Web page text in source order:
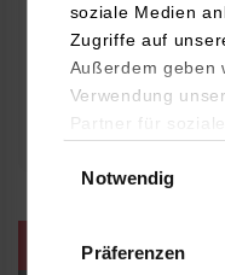
soziale Medien
Zugriffe auf
Außerdem geben
Verwendung
Partner für
YouTube,
Daten
haben oder die
Notwendig
Präferenzen
Im Mittelpunkt stehen
Batterietechnologien
nachhaltige Mobilität
weitere